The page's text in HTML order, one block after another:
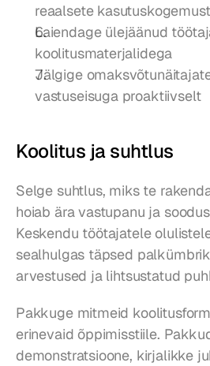
reaalsete
Laiendage ülejäänud
koolitusmaterjalidega
Jälgige
vastuseisuga proaktiivselt
Koolitus ja suhtlus
Selge suhtlus, miks te
hoiab ära vastupanu ja
Keskendu töötajatele
sealhulgas täpsed
arvestused ja lihtsustatud
Pakkuge mitmeid
erinevaid õppimisstiile.
demonstratsioone, kirjalikke